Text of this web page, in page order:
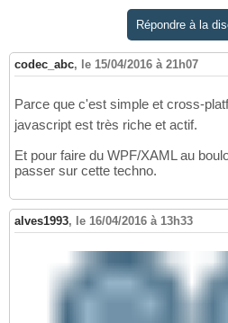
Répondre à la
codec_abc, le 15/04/2016 à 21h07
Parce que c'est simple et cross-
javascript est très riche et actif.
Et pour faire du WPF/XAML au
passer sur cette techno.
alves1993, le 16/04/2016 à 13h33